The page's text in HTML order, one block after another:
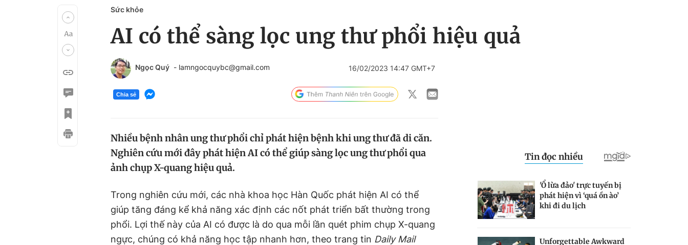
Sức khỏe
AI có thể sàng lọc ung thư phổi hiệu quả
Ngọc Quý - lamngocquybc@gmail.com 16/02/2023 14:47 GMT+7
Chia sẻ
Nhiều bệnh nhân ung thư phổi chỉ phát hiện bệnh khi ung thư đã di căn.
Nghiên cứu mới đây phát hiện AI có thể giúp sàng lọc ung thư phổi qua
ảnh chụp X-quang hiệu quả.
Trong nghiên cứu mới, các nhà khoa học Hàn Quốc phát hiện AI có thể
giúp tăng đáng kể khả năng xác định các nốt phát triển bất thường trong
phổi. Lợi thế này của AI có được là do qua mỗi lần quét phim chụp X-quang
ngực, chúng có khả năng học tập nhanh hơn, theo trang tin Daily Mail